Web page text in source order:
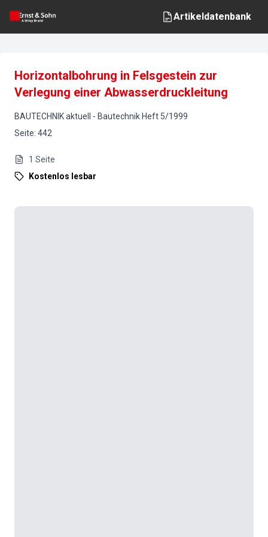
Artikeldatenbank
Horizontalbohrung in Felsgestein zur
Verlegung einer Abwasserdruckleitung
BAUTECHNIK aktuell - Bautechnik Heft 5/1999
Seite: 442
1 Seite
Kostenlos lesbar